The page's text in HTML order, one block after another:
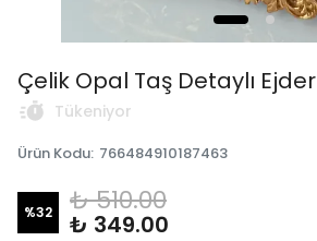
Çelik Opal Taş Detaylı
Tükeniyor
Ürün Kodu: 766484910187463
%32 ₺ 510.00
₺ 349.00